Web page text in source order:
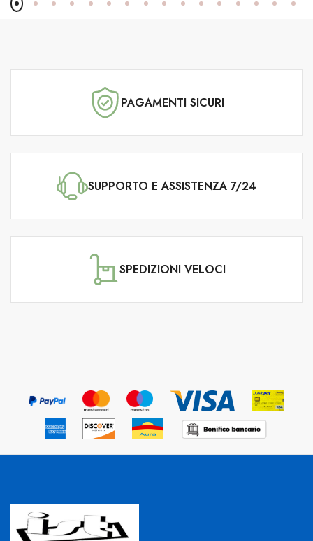
PAGAMENTI SICURI
SUPPORTO E ASSISTENZA 7/24
SPEDIZIONI VELOCI